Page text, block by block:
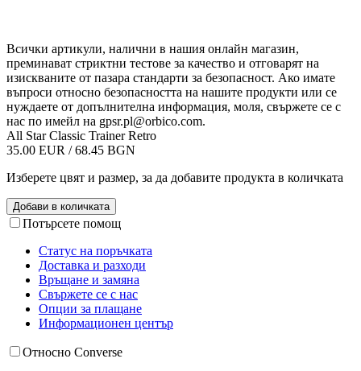
Всички артикули, налични в нашия онлайн магазин,
преминават стриктни тестове за качество и отговарят на
изискваните от пазара стандарти за безопасност. Ако имате
въпроси относно безопасността на нашите продукти или се
нуждаете от допълнителна информация, моля, свържете се с
нас по имейл на gpsr.pl@orbico.com.
All Star Classic Trainer Retro
35.00 EUR / 68.45 BGN
Изберете цвят и размер, за да добавите продукта в количката
Добави в количката
Потърсете помощ
Статус на поръчката
Доставка и разходи
Връщане и замяна
Свържете се с нас
Опции за плащане
Информационен център
Относно Converse